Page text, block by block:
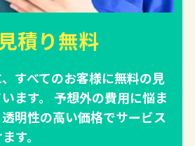
積り無料
すべてのお客様に無料の見
ます。 予想外の費用に悩ま
明性の高い価格でサービス
す。